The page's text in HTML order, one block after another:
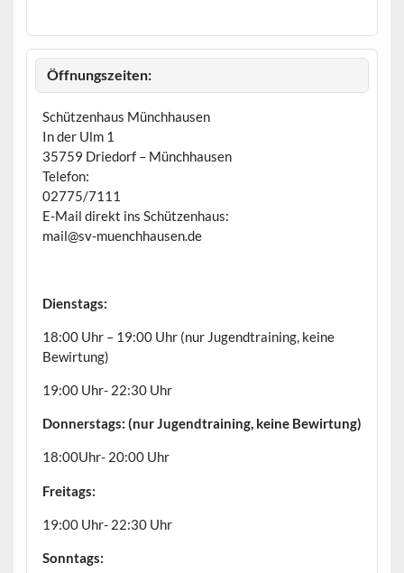
o
b
Öffnungszeiten:
Schützenhaus Münchhausen
In der Ulm 1
35759 Driedorf – Münchhausen
Telefon:
02775/7111
E-Mail direkt ins Schützenhaus:
mail@sv-muenchhausen.de
Dienstags:
18:00 Uhr – 19:00 Uhr (nur Jugendtraining, keine
Bewirtung)
19:00 Uhr- 22:30 Uhr
Donnerstags: (nur Jugendtraining, keine Bewirtung)
18:00Uhr- 20:00 Uhr
Freitags:
19:00 Uhr- 22:30 Uhr
Sonntags: